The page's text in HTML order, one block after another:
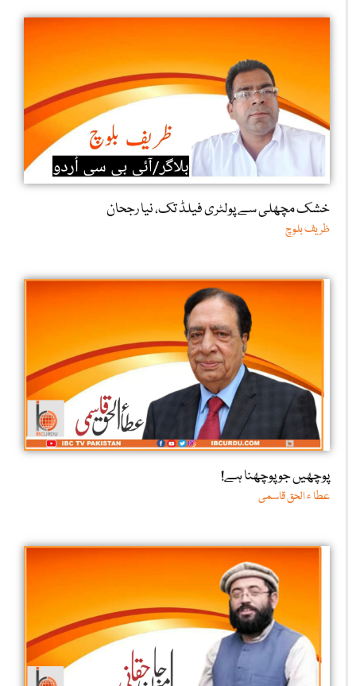
خشک مچھلی سے پولٹری فیلڈ تک، نیا رجحان
ظریف بلوچ
پوچھیں جو پوچھنا ہے!
عطا ء الحق قاسمی